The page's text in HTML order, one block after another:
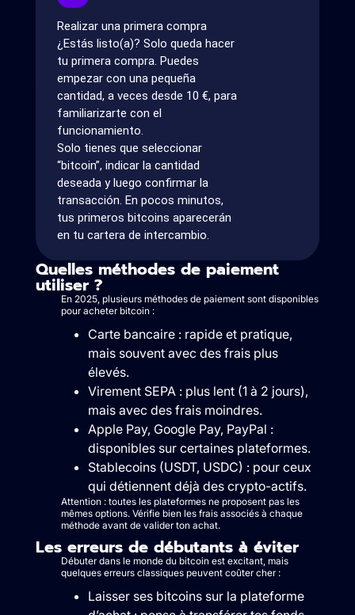
Realizar una primera compra
¿Estás listo(a)? Solo queda hacer
tu primera compra. Puedes
empezar con una pequeña
cantidad, a veces desde 10 €, para
familiarizarte con el
funcionamiento.
Solo tienes que seleccionar
“bitcoin”, indicar la cantidad
deseada y luego confirmar la
transacción. En pocos minutos,
tus primeros bitcoins aparecerán
en tu cartera de intercambio.
Quelles méthodes de paiement
utiliser ?
En 2025, plusieurs méthodes de paiement sont disponibles
pour acheter bitcoin :
Carte bancaire : rapide et pratique,
mais souvent avec des frais plus
élevés.
Virement SEPA : plus lent (1 à 2 jours),
mais avec des frais moindres.
Apple Pay, Google Pay, PayPal :
disponibles sur certaines plateformes.
Stablecoins (USDT, USDC) : pour ceux
qui détiennent déjà des crypto-actifs.
Attention : toutes les plateformes ne proposent pas les
mêmes options. Vérifie bien les frais associés à chaque
méthode avant de valider ton achat.
Les erreurs de débutants à éviter
Débuter dans le monde du bitcoin est excitant, mais
quelques erreurs classiques peuvent coûter cher :
Laisser ses bitcoins sur la plateforme